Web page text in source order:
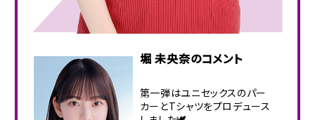
堀 未央奈のコメント
第一弾はユニセックスのパー
カーとTシャツをプロデュース